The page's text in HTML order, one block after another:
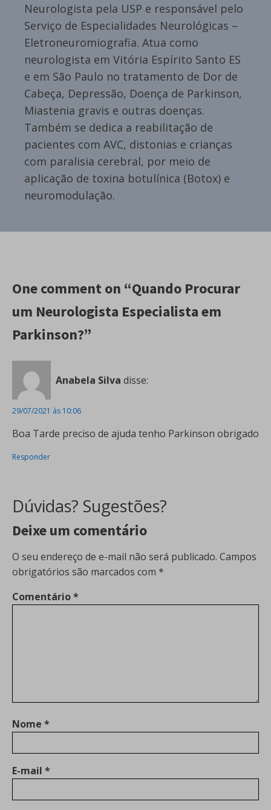
Neurologista pela USP e responsável pelo
Serviço de Especialidades Neurológicas –
Eletroneuromiografia. Atua como
neurologista em Vitória Espírito Santo ES
e em São Paulo no tratamento de Dor de
Cabeça, Depressão, Doença de Parkinson,
Miastenia gravis e outras doenças.
Também se dedica a reabilitação de
pacientes com AVC, distonias e crianças
com paralisia cerebral, por meio de
aplicação de toxina botulínica (Botox) e
neuromodulação.
One comment on “Quando Procurar
um Neurologista Especialista em
Parkinson?”
Anabela Silva disse:
29/07/2021 às 10:06
Boa Tarde preciso de ajuda tenho Parkinson obrigado
Responder
Dúvidas? Sugestões?
Deixe um comentário
O seu endereço de e-mail não será publicado. Campos
obrigatórios são marcados com *
Comentário*
Nome *
E-mail *